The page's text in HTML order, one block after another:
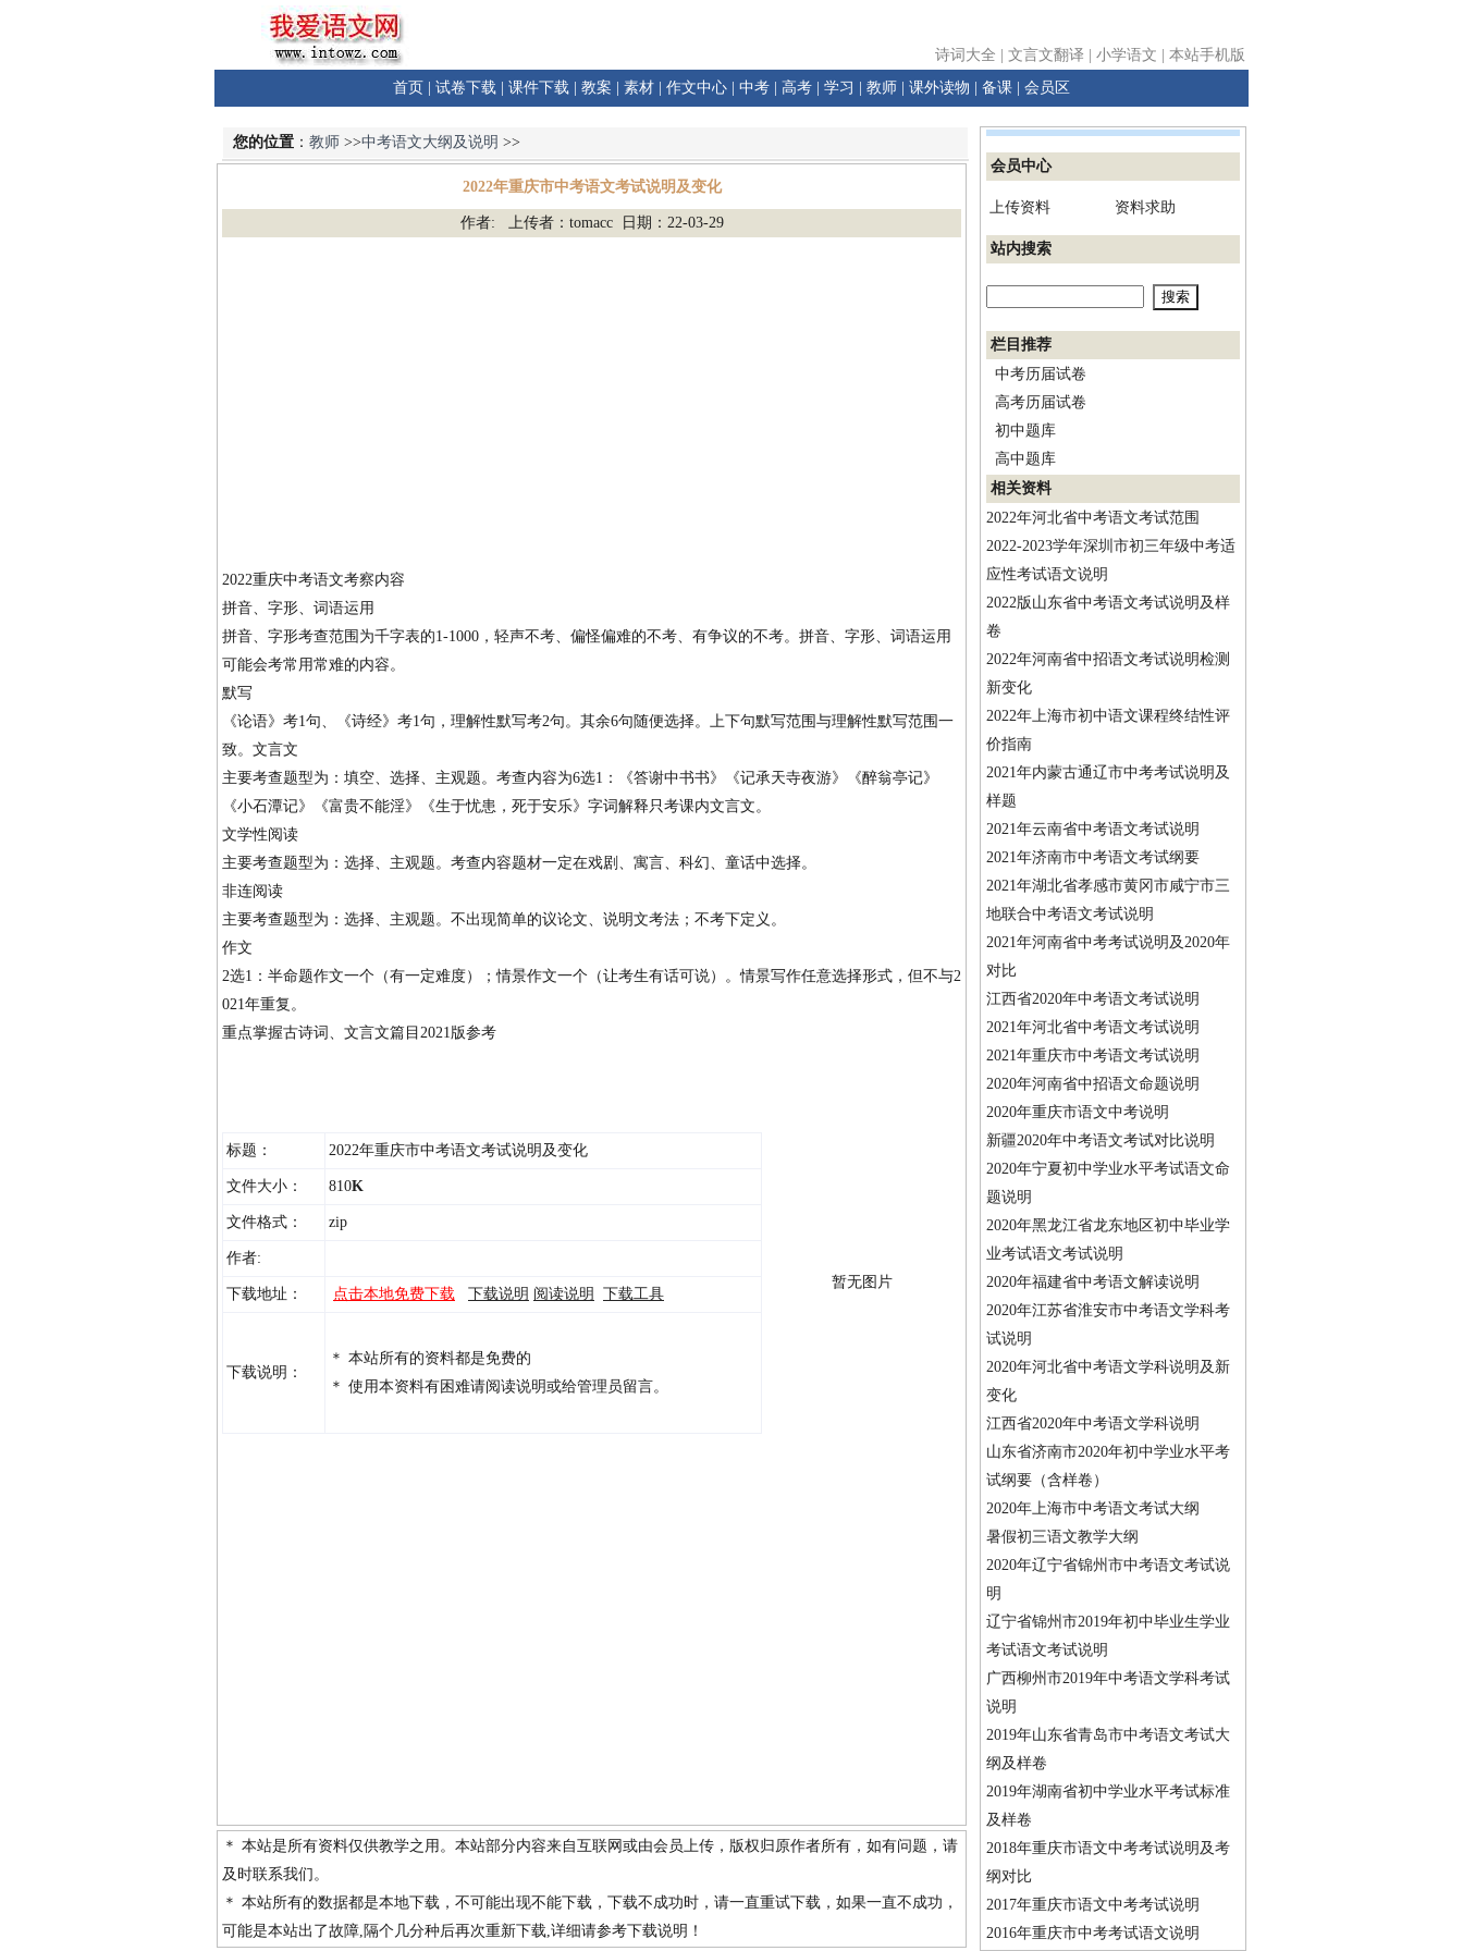
诗词大全 文言文翻译 小学语文
本站手机版
首页
试卷下载 课件下载 教案 素材 作文中心 中考 高考 学习 教师 课外读物 备课 会员区
您的位置 ： 教师 >>中考语文大纲及说明 >>
2022年重庆市中考语文考试说明及变化
作者: 上传者：tomacc 日期：22-03-29
2022重庆中考语文考察内容
拼音、字形、词语运用
拼音、字形考查范围为千字表的1-1000，轻声不考、偏怪偏难的不考、有争议的不考。拼音、字形、词语运用
可能会考常用常难的内容。
默写
《论语》考1句、《诗经》考1句，理解性默写考2句。其余6句随便选择。上下句默写范围与理解性默写范围一
致。文言文
主要考查题型为：填空、选择、主观题。考查内容为6选1：《答谢中书书》《记承天寺夜游》《醉翁亭记》
《小石潭记》《富贵不能淫》《生于忧患，死于安乐》字词解释只考课内文言文。
文学性阅读
主要考查题型为：选择、主观题。考查内容题材一定在戏剧、寓言、科幻、童话中选择。
非连阅读
主要考查题型为：选择、主观题。不出现简单的议论文、说明文考法；不考下定义。
作文
2选1：半命题作文一个（有一定难度）；情景作文一个（让考生有话可说）。情景写作任意选择形式，但不与2
021年重复。
重点掌握古诗词、文言文篇目2021版参考
标题： 2022年重庆市中考语文考试说明及变化
文件大小： 810K
文件格式： zip
作者:
下载地址： 点击本地免费下载 下载说明 阅读说明 下载工具
下载说明：
＊ 本站所有的资料都是免费的
＊ 使用本资料有困难请阅读说明或给管理员留言。
暂无图片
＊ 本站是所有资料仅供教学之用。本站部分内容来自互联网或由会员上传，版权归原作者所有，如有问题，请
及时联系我们。
＊ 本站所有的数据都是本地下载，不可能出现不能下载，下载不成功时，请一直重试下载，如果一直不成功，
可能是本站出了故障,隔个几分种后再次重新下载,详细请参考下载说明！
会员中心
上传资料 资料求助
站内搜索
栏目推荐
中考历届试卷
高考历届试卷
初中题库
高中题库
相关资料
2022年河北省中考语文考试范围
2022-2023学年深圳市初三年级中考适
应性考试语文说明
2022版山东省中考语文考试说明及样
卷
2022年河南省中招语文考试说明检测
新变化
2022年上海市初中语文课程终结性评
价指南
2021年内蒙古通辽市中考考试说明及
样题
2021年云南省中考语文考试说明
2021年济南市中考语文考试纲要
2021年湖北省孝感市黄冈市咸宁市三
地联合中考语文考试说明
2021年河南省中考考试说明及2020年
对比
江西省2020年中考语文考试说明
2021年河北省中考语文考试说明
2021年重庆市中考语文考试说明
2020年河南省中招语文命题说明
2020年重庆市语文中考说明
新疆2020年中考语文考试对比说明
2020年宁夏初中学业水平考试语文命
题说明
2020年黑龙江省龙东地区初中毕业学
业考试语文考试说明
2020年福建省中考语文解读说明
2020年江苏省淮安市中考语文学科考
试说明
2020年河北省中考语文学科说明及新
变化
江西省2020年中考语文学科说明
山东省济南市2020年初中学业水平考
试纲要（含样卷）
2020年上海市中考语文考试大纲
暑假初三语文教学大纲
2020年辽宁省锦州市中考语文考试说
明
辽宁省锦州市2019年初中毕业生学业
考试语文考试说明
广西柳州市2019年中考语文学科考试
说明
2019年山东省青岛市中考语文考试大
纲及样卷
2019年湖南省初中学业水平考试标准
及样卷
2018年重庆市语文中考考试说明及考
纲对比
2017年重庆市语文中考考试说明
2016年重庆市中考考试语文说明